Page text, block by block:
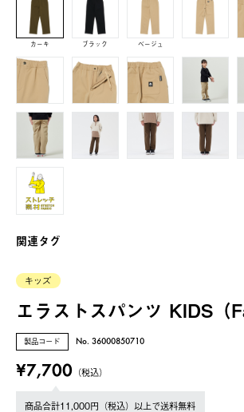
カーキ ブラック ベージュ
関連タグ
キッズ
エラストスパンツ KIDS（
製品コード No. 36000850710
¥7,700 （税込）
商品合計11,000円（税込）以上で送料無料